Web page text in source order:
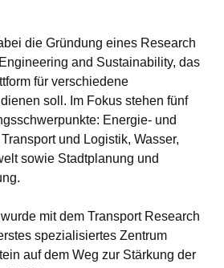
die Gründung eines Research
and Sustainability, das
für verschiedene
soll. Im Fokus stehen fünf
Energie- und
und Logistik, Wasser,
sowie Stadtplanung und
mit dem Transport Research
spezialisiertes Zentrum
auf dem Weg zur Stärkung der